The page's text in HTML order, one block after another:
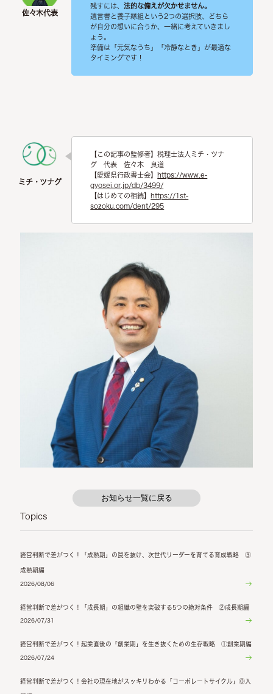
残すには、法的な備えが欠かせません。
遺言書と養子縁組という2つの選択肢、どちら
が自分の想いに合うか、一緒に考えていきまし
ょう。
準備は「元気なうち」「冷静なとき」が最適な
タイミングです！
【この記事の監修者】税理士法人ミチ・ツナ
グ 代表 佐々木 良道
【愛媛県行政書士会】 https://www.e-
gyosei.or.jp/db/3499/
【はじめての相続】 https://1st-
sozoku.com/dent/295
お知らせ一覧に戻る
Topics
経営判断で差がつく！「成熟期」の罠を抜け、次世代リーダーを育てる育成戦略 ③
成熟期編
2026/08/06
経営判断で差がつく！「成長期」の組織の壁を突破する5つの絶対条件 ②成長期編
2026/07/31
経営判断で差がつく！起業直後の「創業期」を生き抜くための生存戦略 ①創業期編
2026/07/24
経営判断で差がつく！会社の現在地がスッキリわかる「コーポレートサイクル」⓪入